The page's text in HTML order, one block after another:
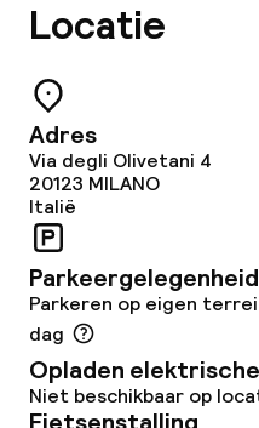
Locatie
Adres
Via degli Olivetani 4
20123 MILANO
Italië
Parkeergelegenheid
Parkeren op eigen
dag
Opladen
Niet beschikbaar op